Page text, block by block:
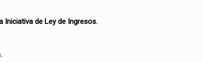
Iniciativa de Ley de Ingresos.